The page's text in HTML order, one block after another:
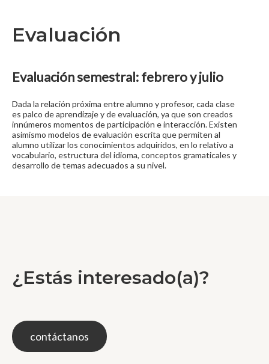
Evaluación
Evaluación semestral: febrero y julio
Dada la relación próxima entre alumno y profesor, cada clase
es palco de aprendizaje y de evaluación, ya que son creados
innúmeros momentos de participación e interacción. Existen
asimismo modelos de evaluación escrita que permiten al
alumno utilizar los conocimientos adquiridos, en lo relativo a
vocabulario, estructura del idioma, conceptos gramaticales y
desarrollo de temas adecuados a su nivel.
¿Estás interesado(a)?
contáctanos